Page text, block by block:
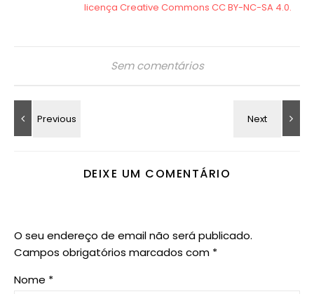
Sem comentários
DEIXE UM COMENTÁRIO
O seu endereço de email não será publicado.
Campos obrigatórios marcados com *
Nome *